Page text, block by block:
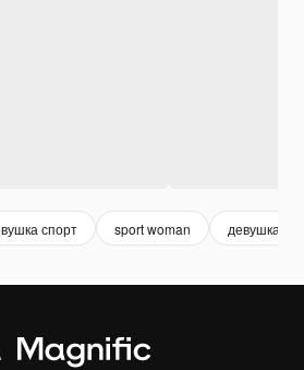
спорт sport woman девушка